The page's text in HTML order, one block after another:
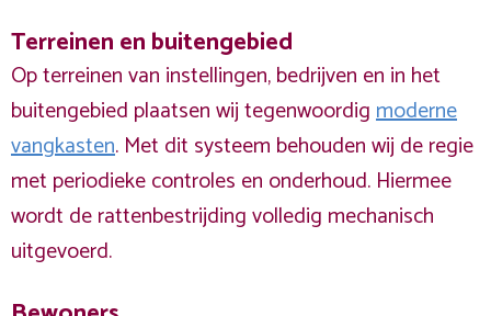
Terreinen en buitengebied
Op terreinen van instellingen, bedrijven en in het
buitengebied plaatsen wij tegenwoordigmoderne
vangkasten. Met dit systeem behouden wij de regie
met periodieke controles en onderhoud. Hiermee
wordt de rattenbestrijding volledig mechanisch
uitgevoerd.